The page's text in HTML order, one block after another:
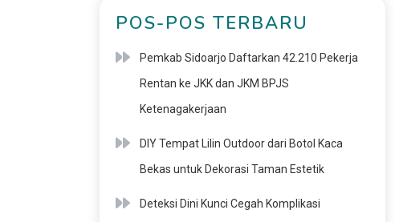
POS-POS TERBARU
Pemkab Sidoarjo Daftarkan 42.210 Pekerja
Rentan ke JKK dan JKM BPJS
Ketenagakerjaan
DIY Tempat Lilin Outdoor dari Botol Kaca
Bekas untuk Dekorasi Taman Estetik
Deteksi Dini Kunci Cegah Komplikasi